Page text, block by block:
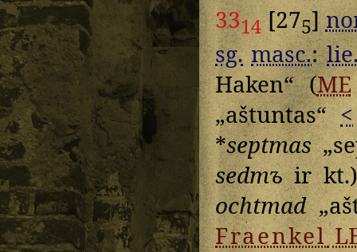
3314[275]
sg. masc.:
Haken“ (ME
„aštuntas“<
*septmas
sedmъir
ochtmad
Fraenkel